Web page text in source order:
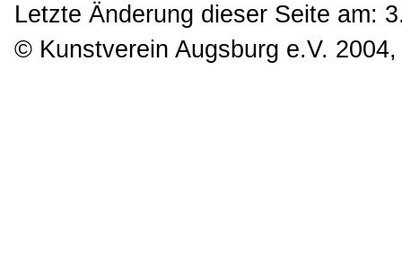
Letzte Änderung dieser Seite am:
© Kunstverein Augsburg e.V.